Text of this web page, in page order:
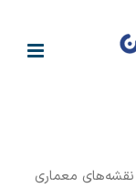
نقشه‌های معماری